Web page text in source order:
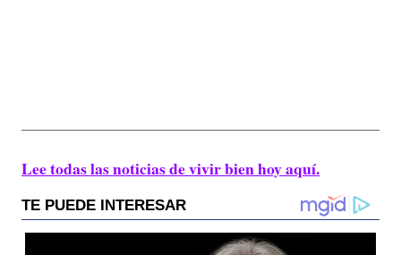
Lee todas las noticias de vivir bien hoy aquí.